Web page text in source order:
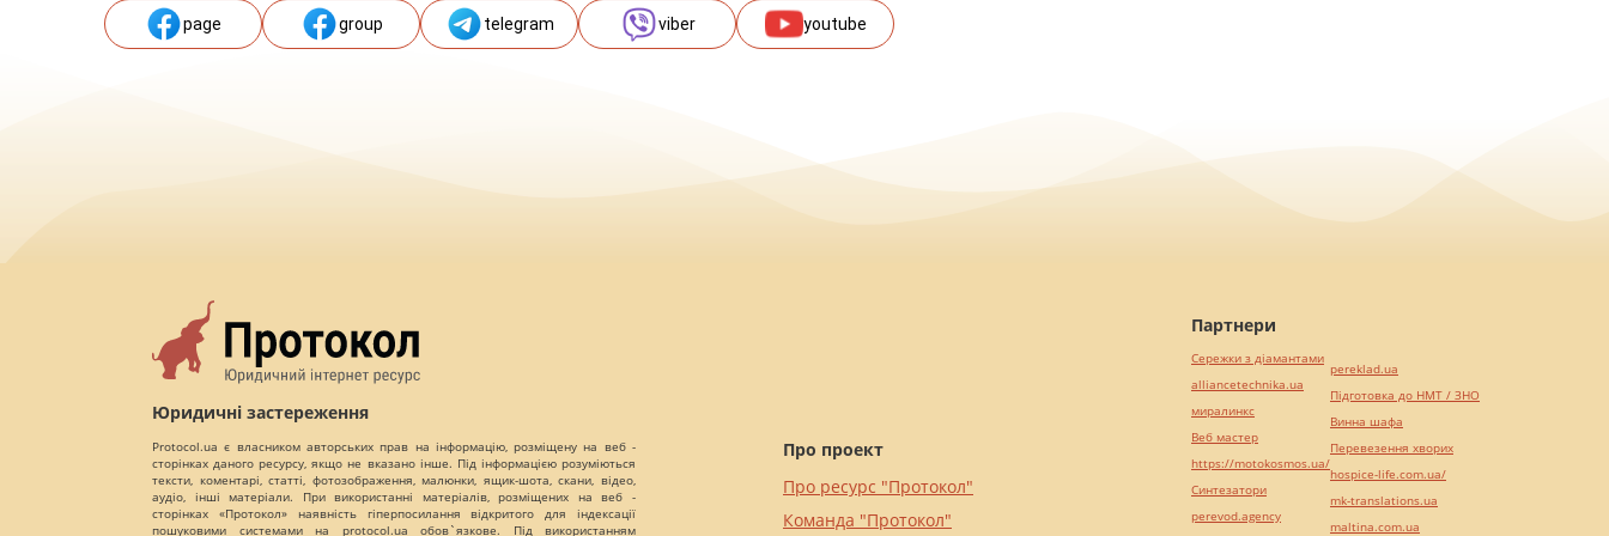
page group telegram viber youtube
Юридичні застереження
Protocol.ua є власником авторських прав на інформацію, розміщену на веб -
сторінках даного ресурсу, якщо не вказано інше. Під інформацією розуміються
тексти, коментарі, статті, фотозображення, малюнки, ящик-шота, скани, відео,
аудіо, інші матеріали. При використанні матеріалів, розміщених на веб -
сторінках «Протокол» наявність гіперпосилання відкритого для індексації
пошуковими системами на protocol.ua обов`язкове. Під використанням
Про проект
Про ресурс "Протокол"
Команда "Протокол"
Партнери
Сережки з діамантами
alliancetechnika.ua
миралинкс
Веб мастер
https://motokosmos.ua/
Синтезатори
perevod.agency
pereklad.ua
Підготовка до НМТ / ЗНО
Винна шафа
Перевезення хворих
hospice-life.com.ua/
mk-translations.ua
maltina.com.ua